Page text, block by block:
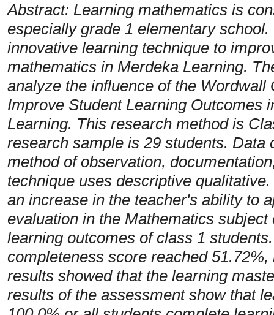
Abstract: Learning mathematics is
especially grade 1 elementary
innovative learning technique to
mathematics in Merdeka Learning.
analyze the influence of the
Improve Student Learning Outcomes
Learning. This research method is
research sample is 29 students. Data
method of observation,
technique uses descriptive
an increase in the teacher's ability to
evaluation in the Mathematics
learning outcomes of class 1
completeness score reached
results showed that the learning
results of the assessment show that